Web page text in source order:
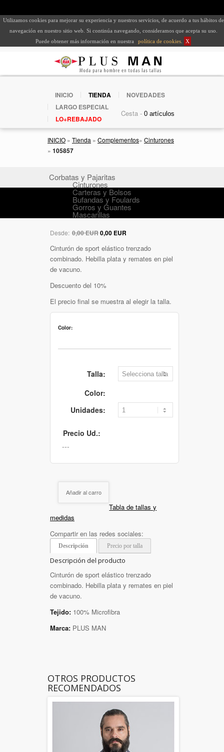
Utilizamos cookies para mejorar su experiencia y nuestros servicios, de acuerdo a tus hábitos de
navegación en nuestro sitio web. Si continúa navegando, consideramos que acepta su uso.
Puede obtener más información en nuestra
política de cookies X
INICIO TIENDA
NOVEDADES
LARGO ESPECIAL
LO+REBAJADO
Cesta -
INICIO » Tienda » Complementos» Cinturones
» 105857
Corbatas y Pajaritas
Cinturones
Carteras y Bolsos
Bufandas y Foulards
Gorros y Guantes
Mascarillas
Desde: 0,00 EUR0,00 EUR
Cinturón de sport elástico trenzado
combinado. Hebilla plata y remates en piel
de vacuno.
Descuento del 10%
El precio final se muestra al elegir la talla.
Color:
Talla:
Color:
Unidades:
Precio Ud.:
Añadir al carro
Tabla de tallas y
medidas
Compartir en las redes sociales:
Descripción Precio por talla
Descripción del producto
Cinturón de sport elástico trenzado
combinado. Hebilla plata y remates en piel
de vacuno.
Tejido: 100% Microfibra
Marca: PLUS MAN
OTROS PRODUCTOS
RECOMENDADOS